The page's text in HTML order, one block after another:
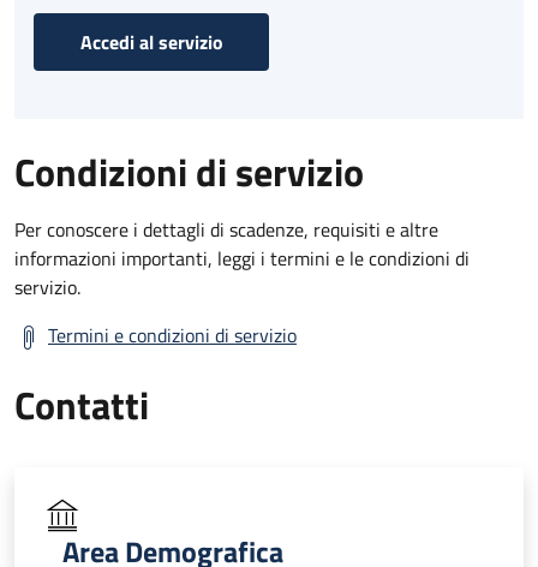
Accedi al servizio
Condizioni di servizio
Per conoscere i dettagli di scadenze, requisiti e altre
informazioni importanti, leggi i termini e le condizioni di
servizio.
Termini e condizioni di servizio
Contatti
Area Demografica